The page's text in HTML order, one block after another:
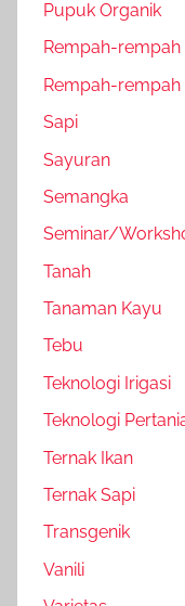
Pupuk Organik
Rempah-rempah
Rempah-rempah
Sapi
Sayuran
Semangka
Seminar/
Tanah
Tanaman Kayu
Tebu
Teknologi Irigasi
Teknologi
Ternak Ikan
Ternak Sapi
Transgenik
Vanili